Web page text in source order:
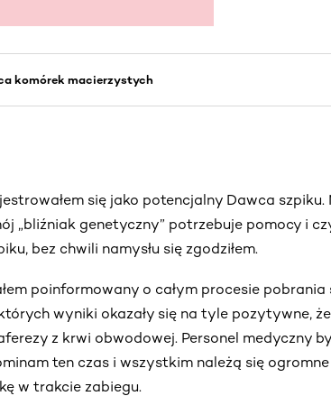
komórek macierzystych
się jako potencjalny Dawca szpiku.
„bliźniak genetyczny” potrzebuje pomocy i
bez chwili namysłu się zgodziłem.
poinformowany o całym procesie pobrania
wyniki okazały się na tyle pozytywne,
z krwi obwodowej. Personel medyczny
ten czas i wszystkim należą się
w trakcie zabiegu.